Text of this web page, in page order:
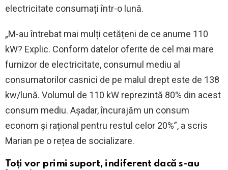
electricitate consumați într-o lună.
„M-au întrebat mai mulți cetățeni de ce anume 110
kW? Explic. Conform datelor oferite de cel mai mare
furnizor de electricitate, consumul mediu al
consumatorilor casnici de pe malul drept este de 138
kw/lună. Volumul de 110 kW reprezintă 80% din acest
consum mediu. Așadar, încurajăm un consum
econom și rațional pentru restul celor 20%”, a scris
Marian pe o rețea de socializare.
Toți vor primi suport, indiferent dacă s-au